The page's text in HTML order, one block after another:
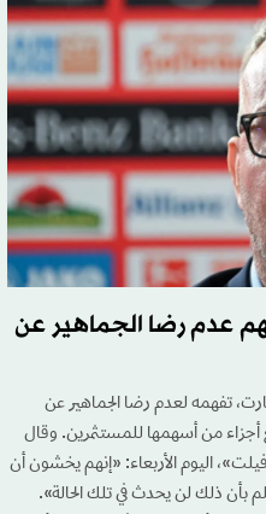
عدم رضا الجماهير عن
تفهمه لعدم رضا الجماهير عن
أجزاء من أسهمها للمستثمرين. وقال
اليوم الأربعاء: «إنهم يخشون أن
بأن ذلك لن يحدث في تلك الحالة».